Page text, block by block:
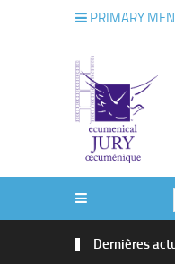
PRIMARY
Dernières